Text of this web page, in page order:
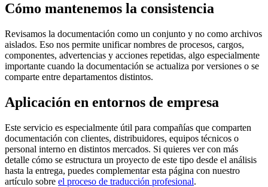
Cómo mantenemos la consistencia
Revisamos la documentación como un conjunto y no como archivos
aislados. Eso nos permite unificar nombres de procesos, cargos,
componentes, advertencias y acciones repetidas, algo especialmente
importante cuando la documentación se actualiza por versiones o se
comparte entre departamentos distintos.
Aplicación en entornos de empresa
Este servicio es especialmente útil para compañías que comparten
documentación con clientes, distribuidores, equipos técnicos o
personal interno en distintos mercados. Si quieres ver con más
detalle cómo se estructura un proyecto de este tipo desde el análisis
hasta la entrega, puedes complementar esta página con nuestro
artículo sobre el proceso de traducción profesional.